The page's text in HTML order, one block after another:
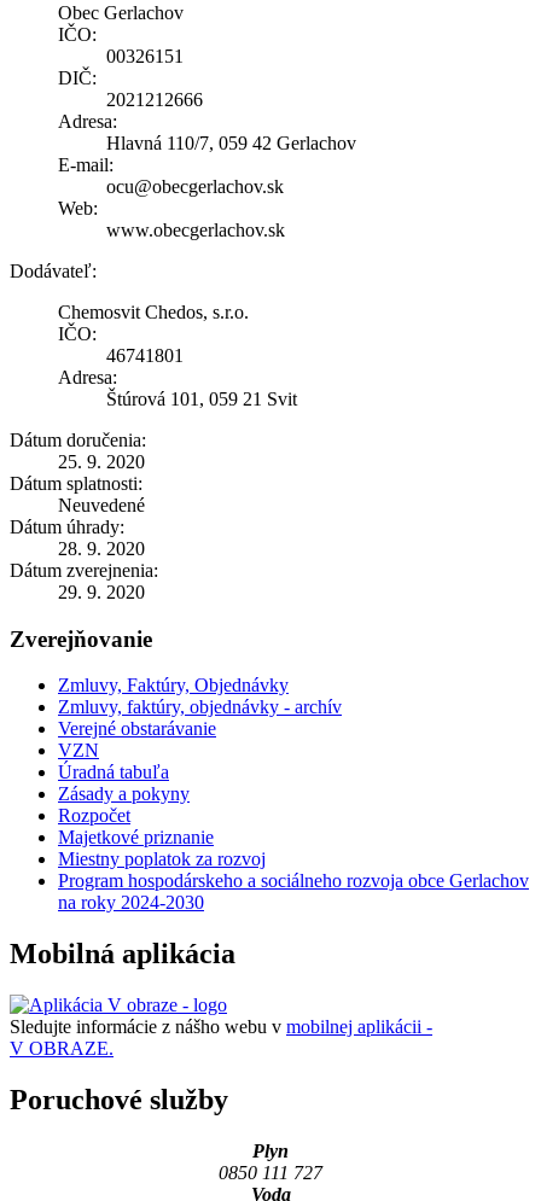
Obec Gerlachov
IČO:
00326151
DIČ:
2021212666
Adresa:
Hlavná 110/7, 059 42 Gerlachov
E-mail:
ocu@obecgerlachov.sk
Web:
www.obecgerlachov.sk
Dodávateľ:
Chemosvit Chedos, s.r.o.
IČO:
46741801
Adresa:
Štúrová 101, 059 21 Svit
Dátum doručenia:
25. 9. 2020
Dátum splatnosti:
Neuvedené
Dátum úhrady:
28. 9. 2020
Dátum zverejnenia:
29. 9. 2020
Zverejňovanie
Zmluvy, Faktúry, Objednávky
Zmluvy, faktúry, objednávky - archív
Verejné obstarávanie
VZN
Úradná tabuľa
Zásady a pokyny
Rozpočet
Majetkové priznanie
Miestny poplatok za rozvoj
Program hospodárskeho a sociálneho rozvoja obce Gerlachov
na roky 2024-2030
Mobilná aplikácia
Sledujte informácie z nášho webu v mobilnej aplikácii -
V OBRAZE.
Poruchové služby
Plyn
0850 111 727
Voda